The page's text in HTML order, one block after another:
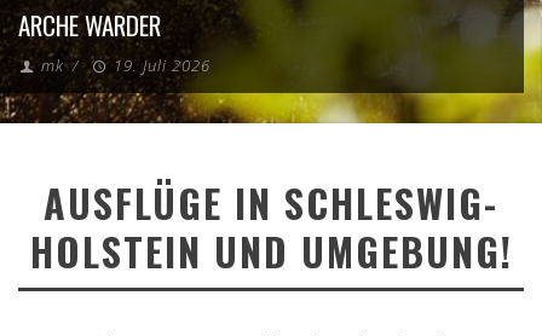
ARCHE WARDER
mk / 19. Juli 2026
AUSFLÜGE IN SCHLESWIG-
HOLSTEIN UND UMGEBUNG!